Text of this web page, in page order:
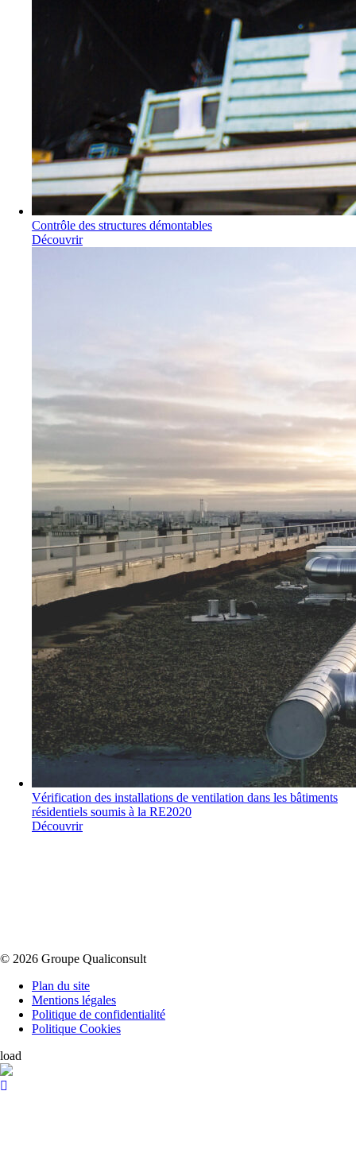
Contrôle des structures démontables
Découvrir
Vérification des installations de ventilation dans les bâtiments
résidentiels soumis à la RE2020
Découvrir
© 2026 Groupe Qualiconsult
Plan du site
Mentions légales
Politique de confidentialité
Politique Cookies
load